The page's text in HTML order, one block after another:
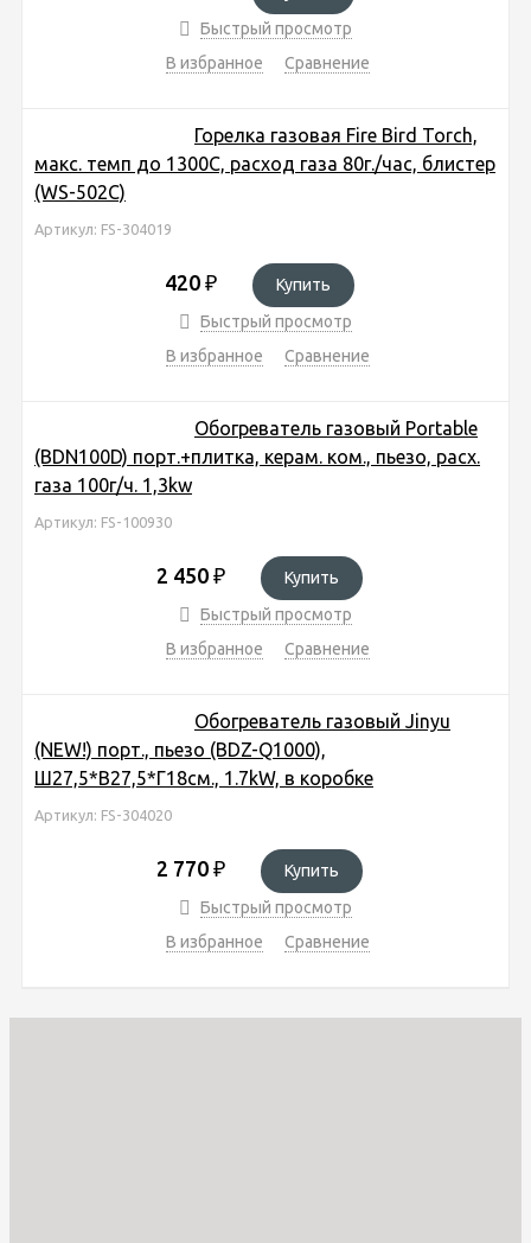
Быстрый просмотр
В избранное
Сравнение
Горелка газовая Fire Bird Torch,
макс. темп до 1300C, расход газа 80г./час, блистер
(WS-502C)
Артикул: FS-304019
420 ₽
Купить
Быстрый просмотр
В избранное
Сравнение
Обогреватель газовый Portable
(BDN100D) порт.+плитка, керам. ком., пьезо, расх.
газа 100г/ч. 1,3kw
Артикул: FS-100930
2 450 ₽
Купить
Быстрый просмотр
В избранное
Сравнение
Обогреватель газовый Jinyu
(NEW!) порт., пьезо (BDZ-Q1000),
Ш27,5*В27,5*Г18см., 1.7kW, в коробке
Артикул: FS-304020
2 770 ₽
Купить
Быстрый просмотр
В избранное
Сравнение